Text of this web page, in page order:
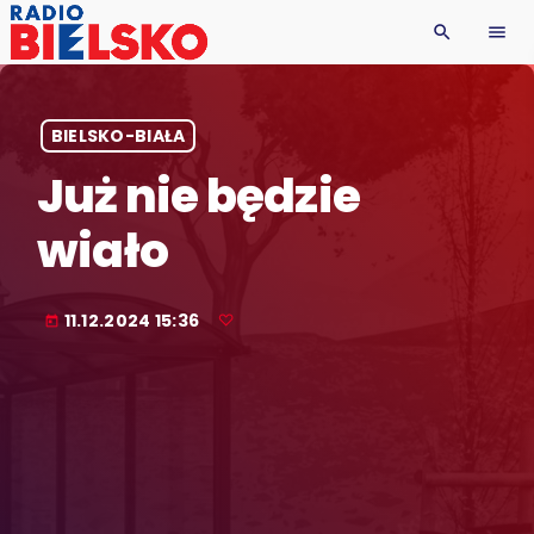
search menu
BIELSKO-BIAŁA
Już nie będzie
wiało
today 11.12.2024 15:36